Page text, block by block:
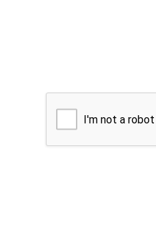
I'm not a robot